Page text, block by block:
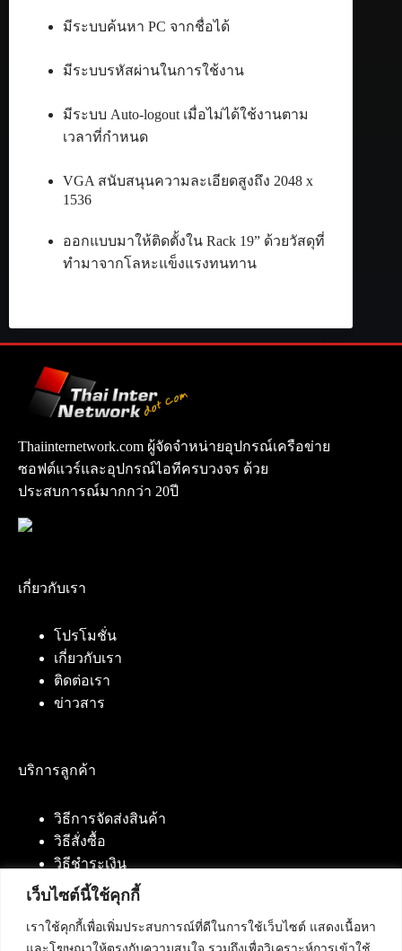
เว็บไซต์นี้ใช้คุกกี้
เราใช้คุกกี้เพื่อเพิ่มประสบการณ์ที่ดีในการใช้เว็บไซต์ แสดงเนื้อหา
และโฆษณาให้ตรงกับความสนใจ รวมถึงเพื่อวิเคราะห์การเข้าใช้
มีระบบค้นหา PC จากชื่อได้
มีระบบรหัสผ่านในการใช้งาน
มีระบบ Auto-logout เมื่อไม่ได้ใช้งานตาม
เวลาที่กำหนด
VGA สนับสนุนความละเอียดสูงถึง 2048 x
1536
ออกแบบมาให้ติดตั้งใน Rack 19” ด้วยวัสดุที่
ทำมาจากโลหะแข็งแรงทนทาน
Thaiinternetwork.com ผู้จัดจำหน่ายอุปกรณ์เครือข่าย
ซอฟต์แวร์และอุปกรณ์ไอทีครบวงจร ด้วย
ประสบการณ์มากกว่า 20ปี
เกี่ยวกับเรา
โปรโมชั่น
เกี่ยวกับเรา
ติดต่อเรา
ข่าวสาร
บริการลูกค้า
วิธีการจัดส่งสินค้า
วิธีสั่งซื้อ
วิธีชำระเงิน
ติดต่อเรา